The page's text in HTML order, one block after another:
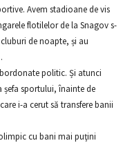
Avem stadioane de vis
flotilelor de la Snagov s-
de noapte, și au
politic. Și atunci
șefa sportului, înainte de
i-a cerut să transfere banii
cu bani mai puţini